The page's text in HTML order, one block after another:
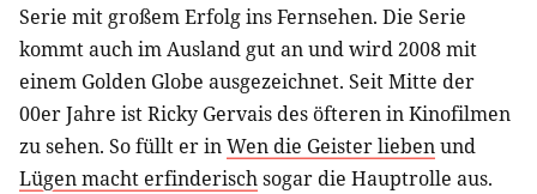
Serie mit großem Erfolg ins Fernsehen. Die Serie
kommt auch im Ausland gut an und wird 2008 mit
einem Golden Globe ausgezeichnet. Seit Mitte der
00er Jahre ist Ricky Gervais des öfteren in Kinofilmen
zu sehen. So füllt er inWen die Geister liebenund
Lügen macht erfinderischsogar die Hauptrolle aus.